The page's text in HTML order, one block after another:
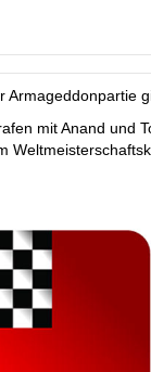
Armageddonpartie
mit Anand und